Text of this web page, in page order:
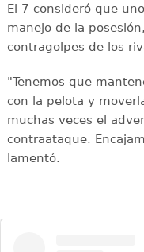
El 7 consideró que
manejo de la
contragolpes de los
"Tenemos que
con la pelota y
muchas veces el
contraataque.
lamentó.